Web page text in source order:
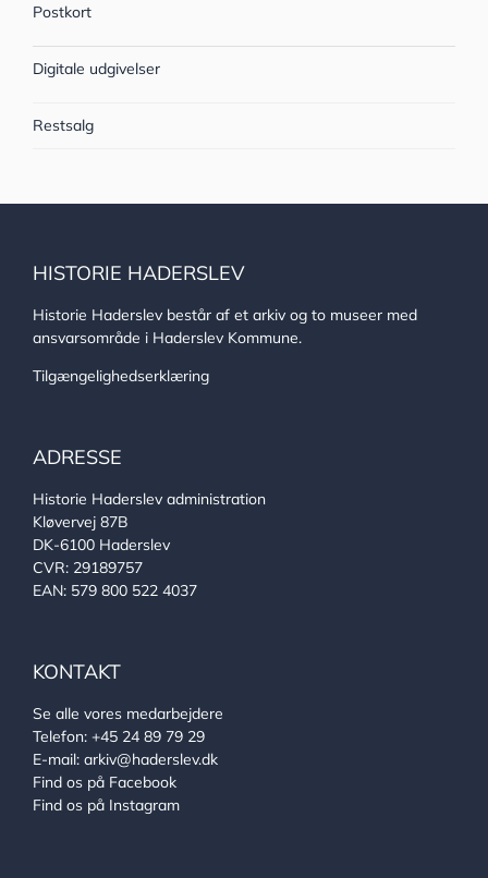
Postkort
Digitale udgivelser
Restsalg
HISTORIE HADERSLEV
Historie Haderslev består af et arkiv og to museer med
ansvarsområde i Haderslev Kommune.
Tilgængelighedserklæring
ADRESSE
Historie Haderslev administration
Kløvervej 87B
DK-6100 Haderslev
CVR: 29189757
EAN: 579 800 522 4037
KONTAKT
Se alle vores medarbejdere
Telefon: +45 24 89 79 29
E-mail: arkiv@haderslev.dk
Find os på Facebook
Find os på Instagram